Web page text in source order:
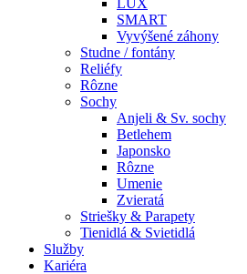
LUX
SMART
Vyvýšené záhony
Studne / fontány
Reliéfy
Rôzne
Sochy
Anjeli & Sv. sochy
Betlehem
Japonsko
Rôzne
Umenie
Zvieratá
Striešky & Parapety
Tienidlá & Svietidlá
Služby
Kariéra